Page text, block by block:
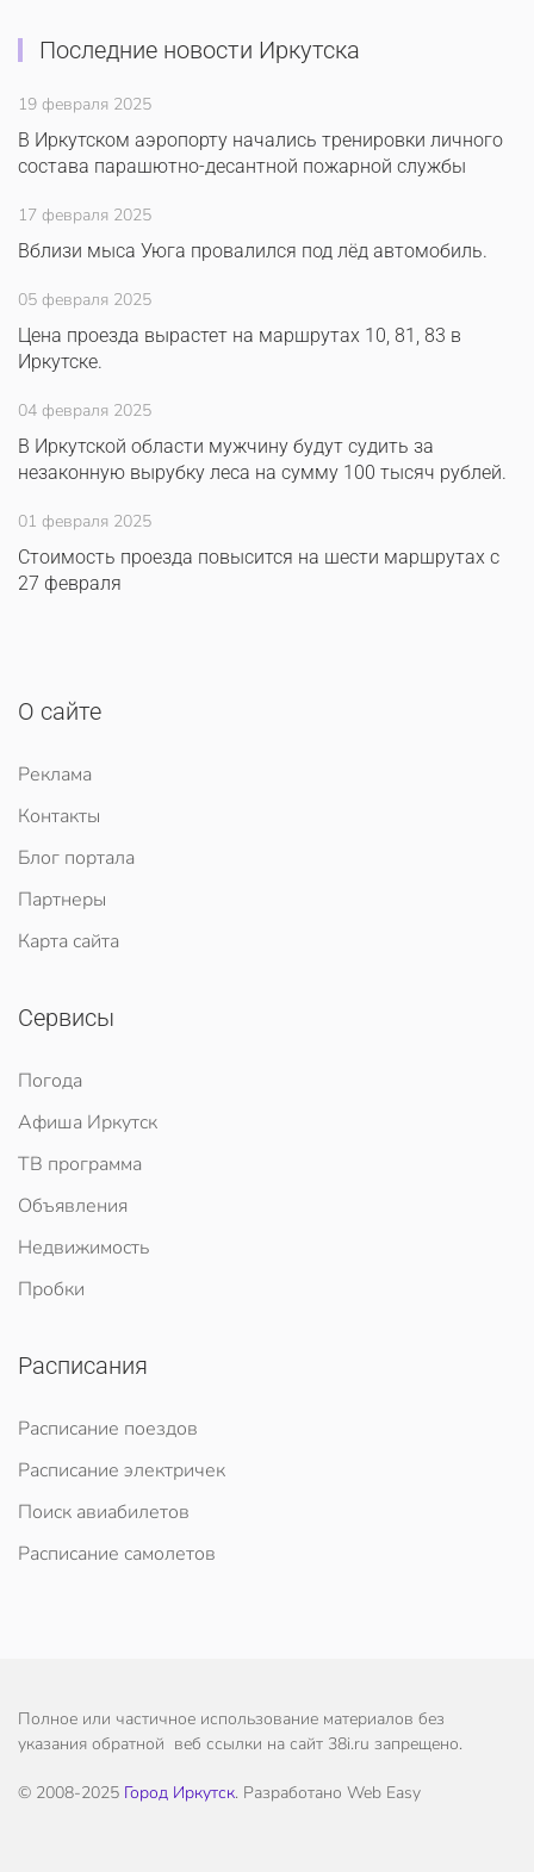
Последние новости Иркутска
19 февраля 2025
В Иркутском аэропорту начались тренировки личного
состава парашютно-десантной пожарной службы
17 февраля 2025
Вблизи мыса Уюга провалился под лёд автомобиль.
05 февраля 2025
Цена проезда вырастет на маршрутах 10, 81, 83 в
Иркутске.
04 февраля 2025
В Иркутской области мужчину будут судить за
незаконную вырубку леса на сумму 100 тысяч рублей.
01 февраля 2025
Стоимость проезда повысится на шести маршрутах с
27 февраля
О сайте
Реклама
Контакты
Блог портала
Партнеры
Карта сайта
Сервисы
Погода
Афиша Иркутск
ТВ программа
Объявления
Недвижимость
Пробки
Расписания
Расписание поездов
Расписание электричек
Поиск авиабилетов
Расписание самолетов
Полное или частичное использование материалов без
указания обратной веб ссылки на сайт 38i.ru запрещено.
© 2008-2025 Город Иркутск. Разработано Web Easy